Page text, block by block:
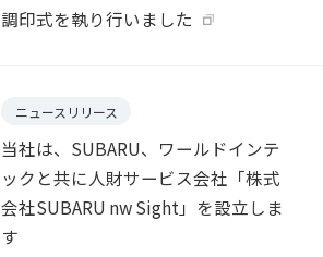
調印式を執り行いました
ニュースリリース
当社は、SUBARU、ワールドインテ
ックと共に人財サービス会社「株式
会社SUBARU nw Sight」を設立しま
す